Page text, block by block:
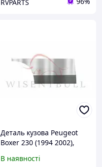
RVPARTS
Деталь кузова Peugeot
Boxer 230 (1994 2002),
В наявності